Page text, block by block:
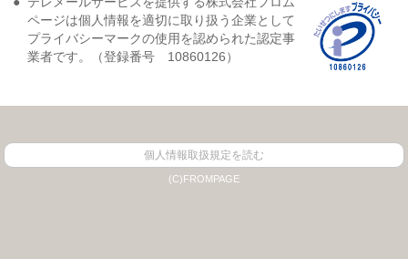
ページは個人情報を適切に取り扱う企業として
プライバシーマークの使用を認められた認定事
業者です。（登録番号 10860126）
個人情報取扱規定を読む
(C)FROMPAGE